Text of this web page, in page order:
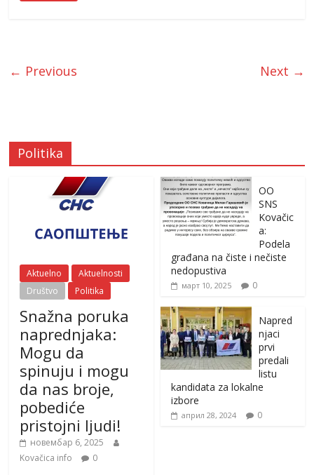
← Previous Next →
Politika
Aktuelno
Aktuelnosti
Društvo
Politika
Snažna poruka
naprednjaka:
Mogu da
spinuju i mogu
da nas broje,
pobediće
pristojni ljudi!
новембар 6, 2025
Kovačica info
0
OO
SNS
Kovačic
a:
Podela
građana na čiste i nečiste
nedopustiva
март 10, 2025 0
Napred
njaci
prvi
predali
listu
kandidata za lokalne
izbore
април 28, 2024 0